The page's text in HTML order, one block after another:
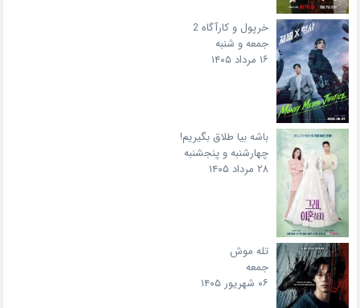
خرپول و کارآگاه 2
جمعه و شنبه
۱۶ مرداد ۱۴۰۵
باشه بیا طلاق بگیریم!
چهارشنبه و پنجشنبه
۲۸ مرداد ۱۴۰۵
تله موش
جمعه
۰۶ شهریور ۱۴۰۵